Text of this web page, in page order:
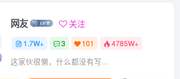
网友 关注
1.7W+ 3 101 4785W+
这家伙很懒，什么都没有写...